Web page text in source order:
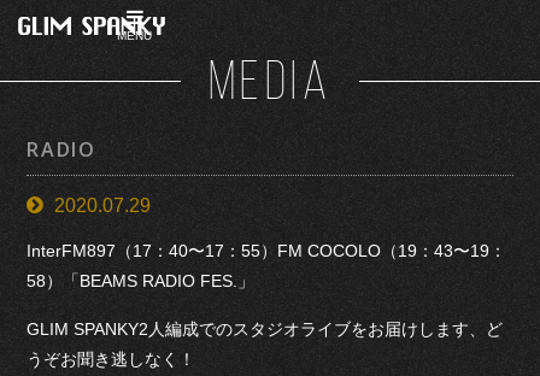
MENU
MEDIA
RADIO
2020.07.29
InterFM897（17：40〜17：55）FM COCOLO（19：43〜19：
58）「BEAMS RADIO FES.」
GLIM SPANKY2人編成でのスタジオライブをお届けします、ど
うぞお聞き逃しなく！